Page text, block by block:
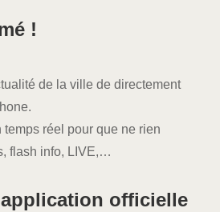
!
de la ville de directement
temps réel pour que ne rien
flash info, LIVE,…
officielle